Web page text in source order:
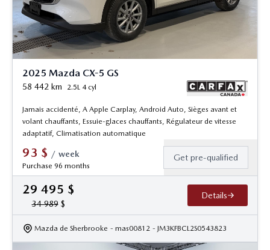
2025 Mazda CX-5 GS
58 442 km 2.5L 4 cyl
Jamais accidenté, A Apple Carplay, Android Auto, Sièges avant et
volant chauffants, Essuie-glaces chauffants, Régulateur de vitesse
adaptatif, Climatisation automatique
93 $ / week
Purchase 96 months
Get pre-qualified
29 495 $
34 989$
Details
Mazda de Sherbrooke - mas00812 - JM3KFBCL2S0543823